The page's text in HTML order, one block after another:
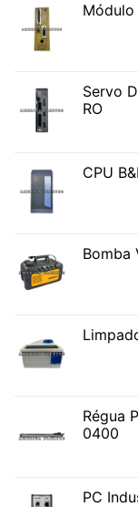
Módulo
Servo
RO
CPU
Bomba
Régua
0400
PC